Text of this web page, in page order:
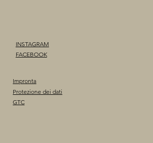
INSTAGRAM
FACEBOOK
Impronta
Protezione dei dati
GTC